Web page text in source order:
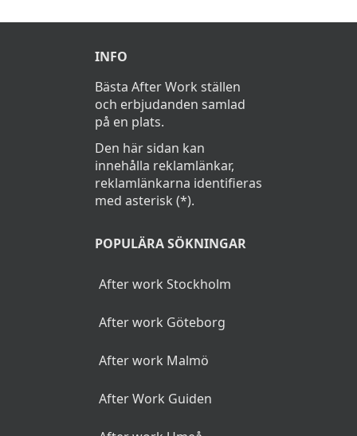
INFO
Bästa After Work ställen
och erbjudanden samlad
på en plats.
Den här sidan kan
innehålla reklamlänkar,
reklamlänkarna identifieras
med asterisk (*).
POPULÄRA SÖKNINGAR
After work Stockholm
After work Göteborg
After work Malmö
After Work Guiden